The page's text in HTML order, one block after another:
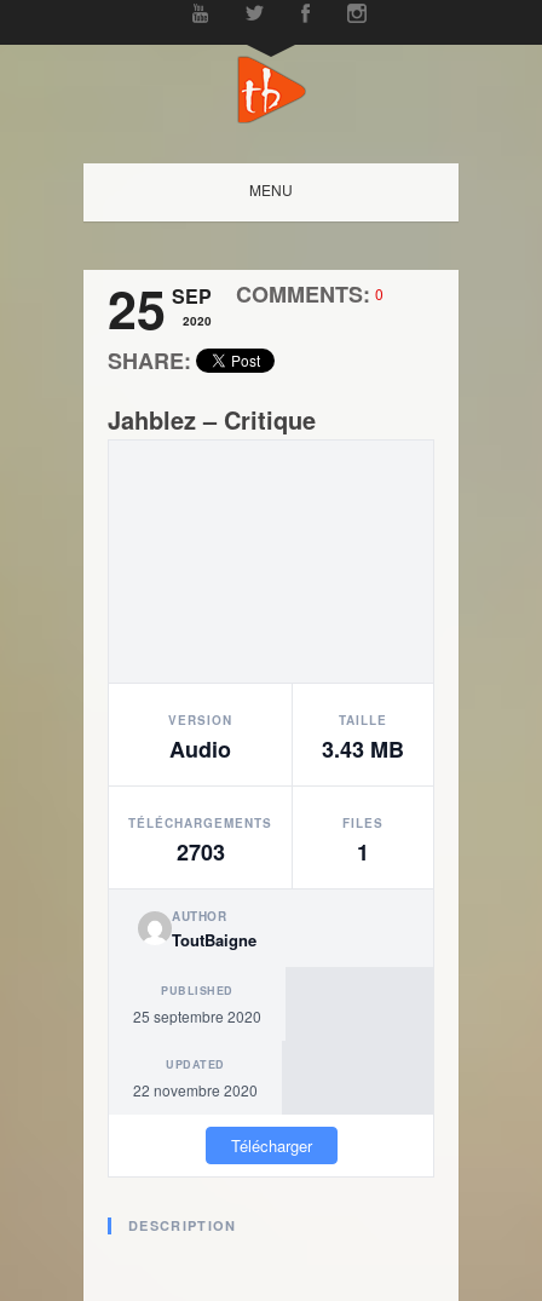
MENU
25 SEP
2020
COMMENTS: 0
SHARE:
Jahblez – Critique
VERSION
Audio
TAILLE
3.43 MB
TÉLÉCHARGEMENTS
2703
FILES
1
AUTHOR
ToutBaigne
PUBLISHED
25 septembre 2020
UPDATED
22 novembre 2020
Télécharger
DESCRIPTION